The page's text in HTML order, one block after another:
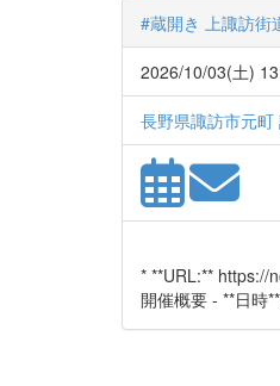
#蔵開き 上諏訪街
2026/10/03(土)
長野県諏訪市元
* **URL:** https://
開催概要 - **日時